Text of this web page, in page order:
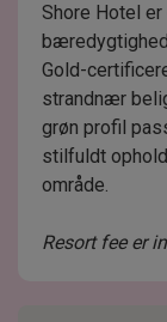
Shore Hotel
Gold-
strandnær
grøn profil
stilfuldt
område.
Resort fee er